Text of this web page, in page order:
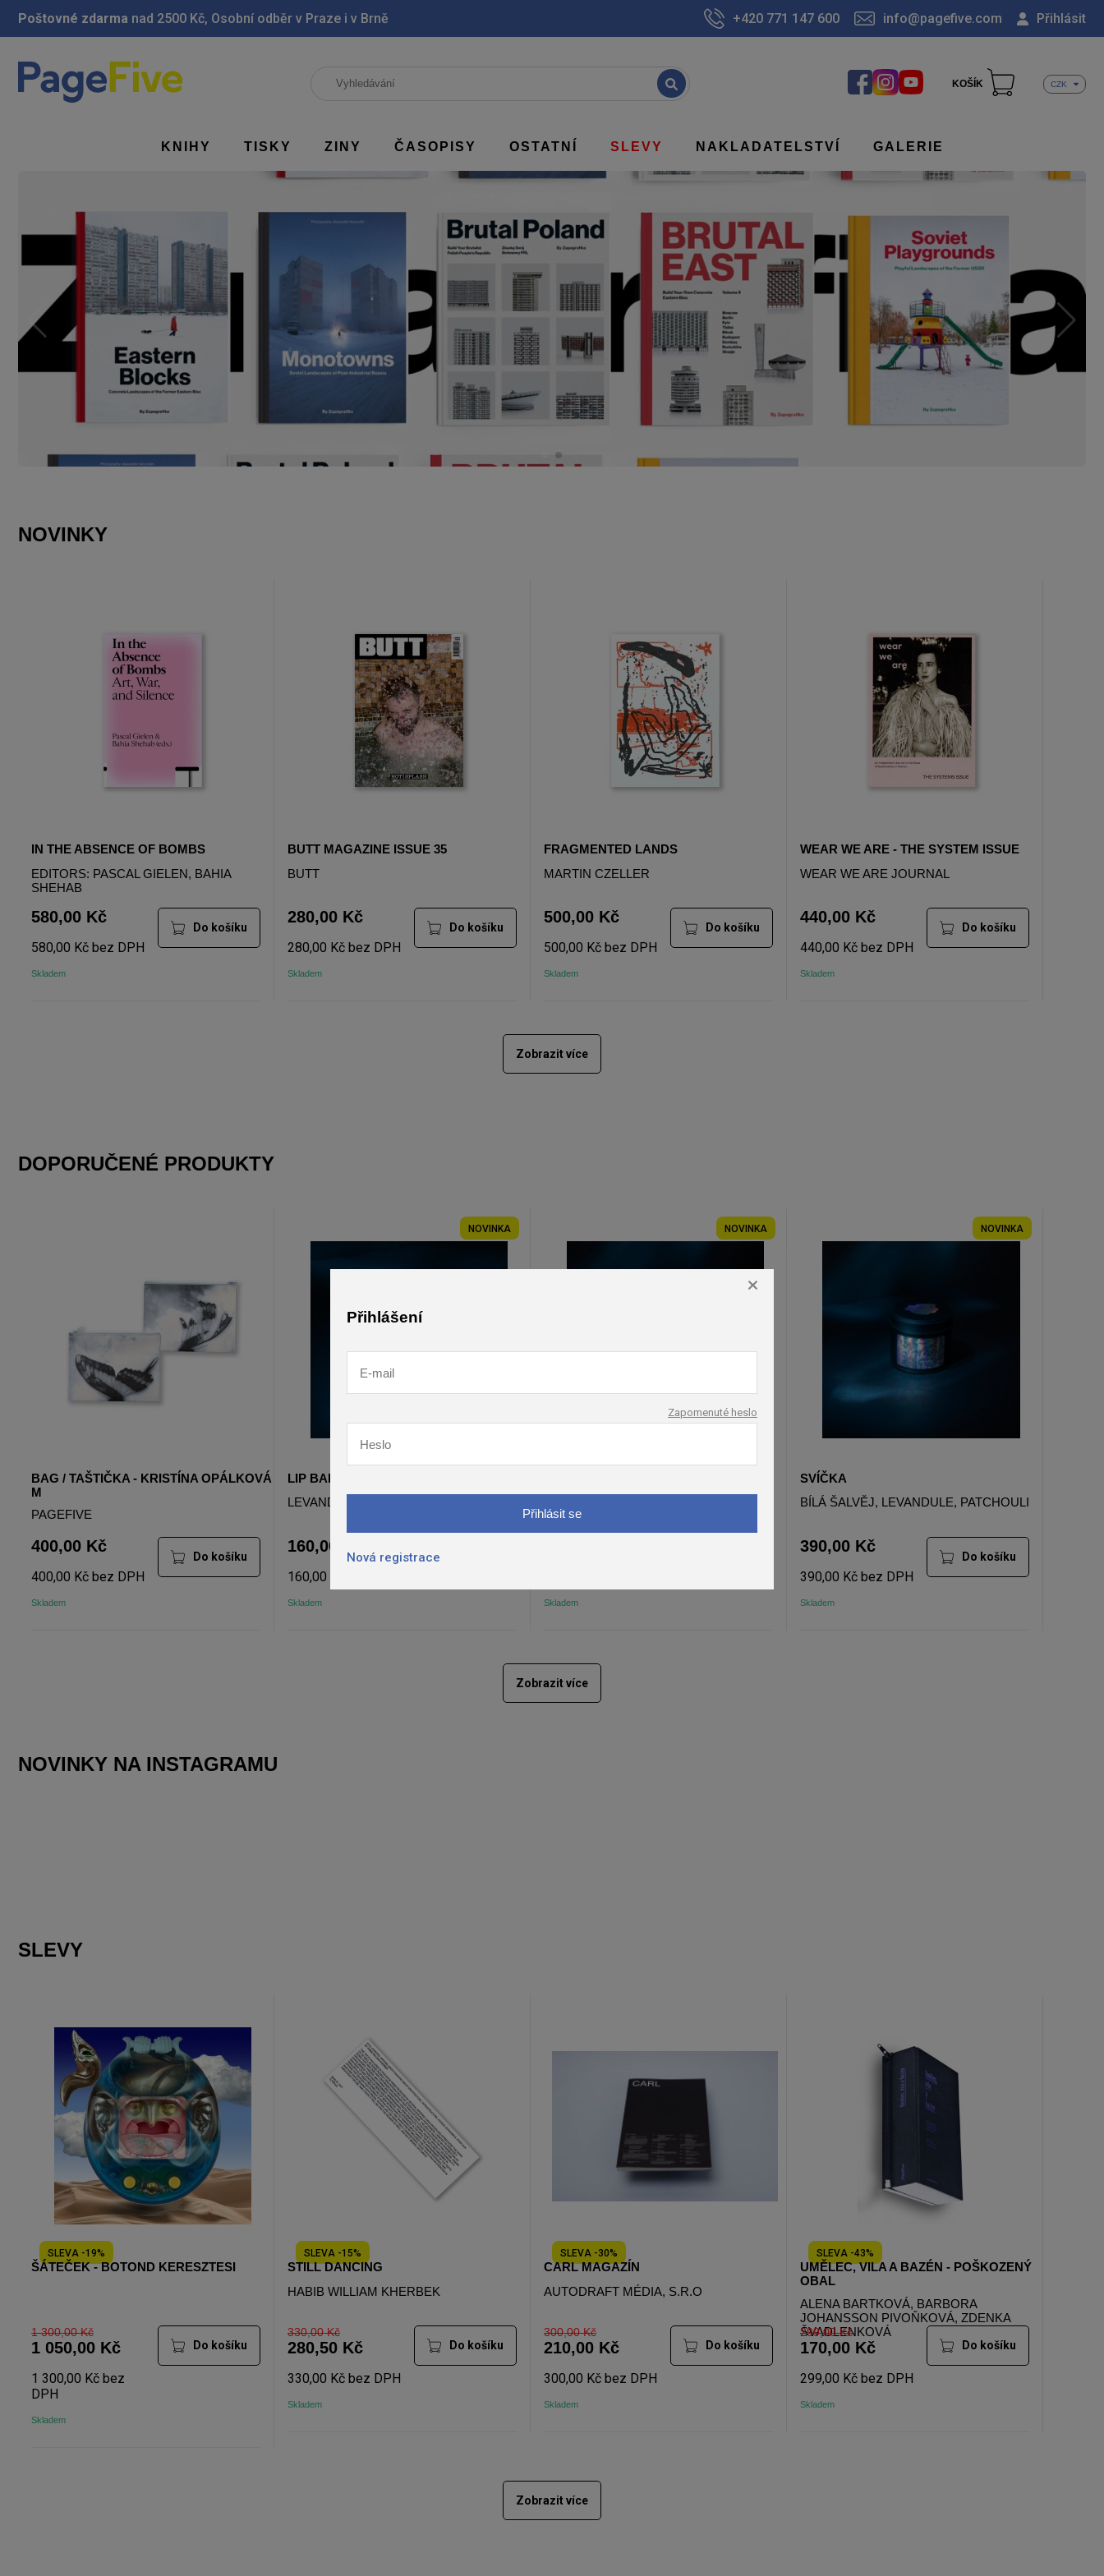
Poštovné zdarma nad 2500 Kč, Osobní odběr v Praze i v Brně +420 771 147 600 info@pagefive.com Přihlásit
KOŠÍK CZK
KNIHY TISKY ZINY ČASOPISY OSTATNÍ SLEVY NAKLADATELSTVÍ GALERIE
NOVINKY
IN THE ABSENCE OF BOMBS
EDITORS: PASCAL GIELEN, BAHIA
SHEHAB
580,00 Kč
580,00 Kč bez DPH
Skladem
Do košíku
BUTT MAGAZINE ISSUE 35
BUTT
280,00 Kč
280,00 Kč bez DPH
Skladem
Do košíku
FRAGMENTED LANDS
MARTIN CZELLER
500,00 Kč
500,00 Kč bez DPH
Skladem
Do košíku
WEAR WE ARE - THE SYSTEM ISSUE
WEAR WE ARE JOURNAL
440,00 Kč
440,00 Kč bez DPH
Skladem
Do košíku
Zobrazit více
DOPORUČENÉ PRODUKTY
BAG / TAŠTIČKA - KRISTÍNA OPÁLKOVÁ
M
PAGEFIVE
400,00 Kč
400,00 Kč bez DPH
Skladem
Do košíku
NOVINKA
LIP BALM
LEVANDULE
160,00 Kč
160,00 Kč bez DPH
Skladem
NOVINKA
Skladem
NOVINKA
SVÍČKA
BÍLÁ ŠALVĚJ, LEVANDULE, PATCHOULI
390,00 Kč
390,00 Kč bez DPH
Skladem
Do košíku
Zobrazit více
NOVINKY NA INSTAGRAMU
SLEVY
SLEVA -19%
ŠÁTEČEK - BOTOND KERESZTESI
1 300,00 Kč
1 050,00 Kč
1 300,00 Kč bez
DPH
Skladem
Do košíku
SLEVA -15%
STILL DANCING
HABIB WILLIAM KHERBEK
330,00 Kč
280,50 Kč
330,00 Kč bez DPH
Skladem
Do košíku
SLEVA -30%
CARL MAGAZÍN
AUTODRAFT MÉDIA, S.R.O
300,00 Kč
210,00 Kč
300,00 Kč bez DPH
Skladem
Do košíku
SLEVA -43%
UMĚLEC, VILA A BAZÉN - POŠKOZENÝ
OBAL
ALENA BARTKOVÁ, BARBORA
JOHANSSON PIVOŇKOVÁ, ZDENKA
ŠVADLENKOVÁ
299,00 Kč
170,00 Kč
299,00 Kč bez DPH
Skladem
Do košíku
Zobrazit více
Přihlášení
Zapomenuté heslo
Nová registrace